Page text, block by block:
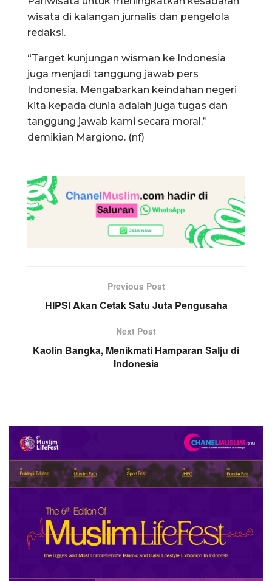
wisata di kalangan jurnalis dan pengelola
redaksi.
“Target kunjungan wisman ke Indonesia
juga menjadi tanggung jawab pers
Indonesia. Mengabarkan keindahan negeri
kita kepada dunia adalah juga tugas dan
tanggung jawab kami secara moral,”
demikian Margiono. (nf)
Previous Post
HIPSI Akan Cetak Satu Juta Pengusaha
Next Post
Kaolin Bangka, Menikmati Hamparan Salju di
Indonesia